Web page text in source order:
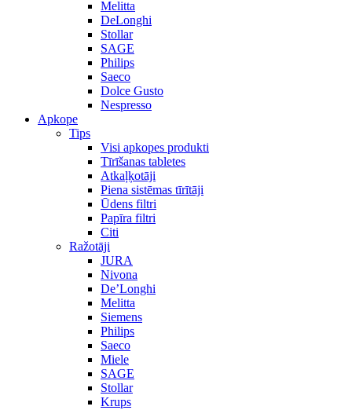
Melitta
DeLonghi
Stollar
SAGE
Philips
Saeco
Dolce Gusto
Nespresso
Apkope
Tips
Visi apkopes produkti
Tīrīšanas tabletes
Atkaļķotāji
Piena sistēmas tīrītāji
Ūdens filtri
Papīra filtri
Citi
Ražotāji
JURA
Nivona
De’Longhi
Melitta
Siemens
Philips
Saeco
Miele
SAGE
Stollar
Krups